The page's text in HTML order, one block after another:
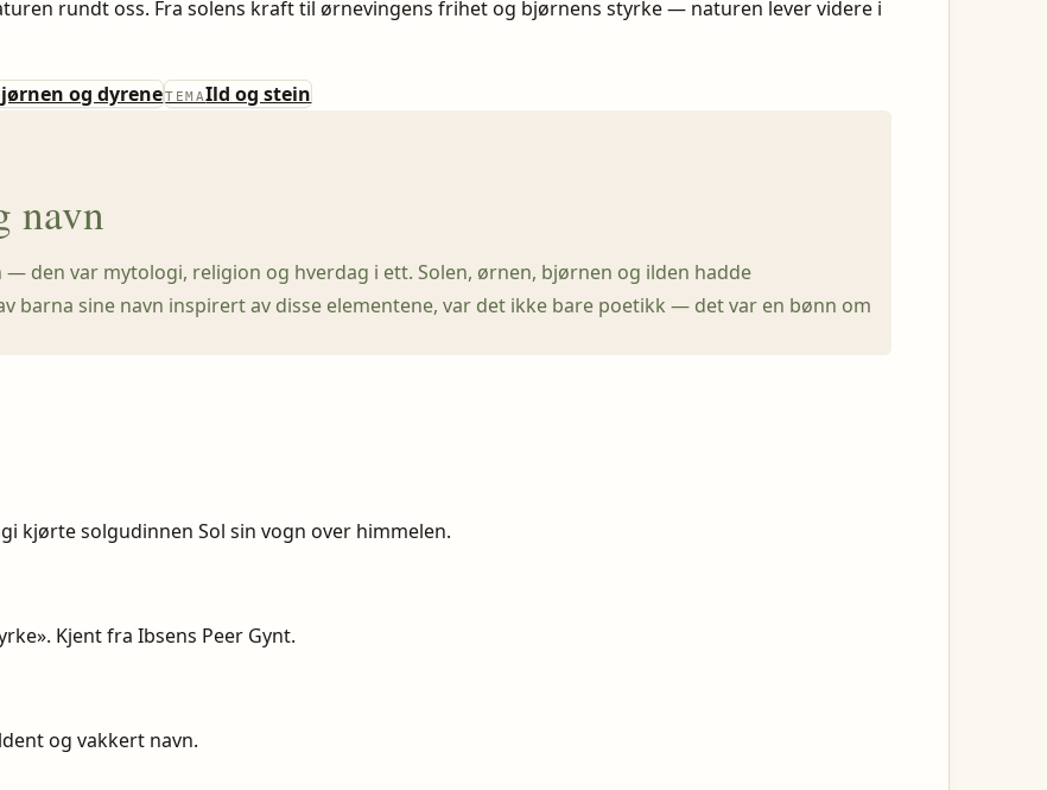
rundt oss. Fra solens kraft til ørnevingens frihet og bjørnens styrke — naturen lever videre i
og dyreneTEMAIld og stein
navn
den var mytologi, religion og hverdag i ett. Solen, ørnen, bjørnen og ilden hadde
barna sine navn inspirert av disse elementene, var det ikke bare poetikk — det var en bønn om
kjørte solgudinnen Sol sin vogn over himmelen.
Kjent fra Ibsens Peer Gynt.
og vakkert navn.